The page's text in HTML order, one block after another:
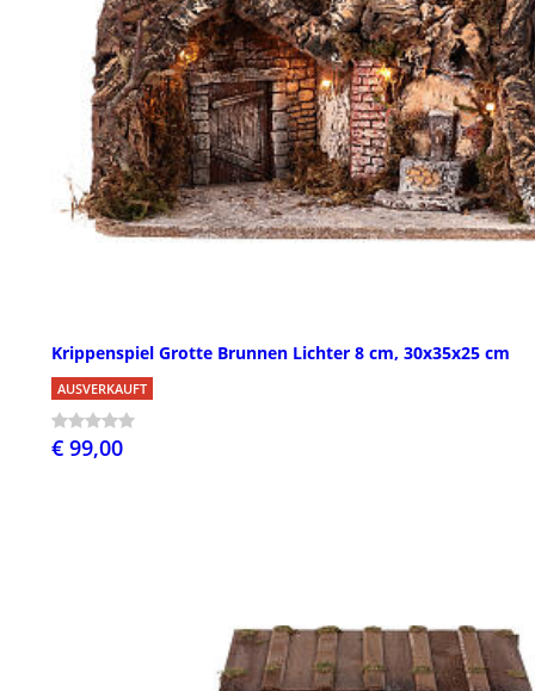
Krippenspiel Grotte Brunnen Lichter 8 cm, 30x35x25 cm
AUSVERKAUFT
€ 99,00